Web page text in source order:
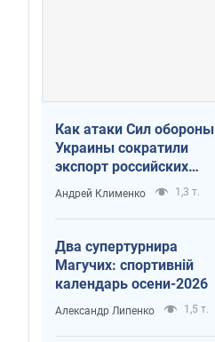
Как атаки Сил обороны
Украины сократили
экспорт российских
нефтепродуктов
Андрей Клименко 1,3 т.
Два супертурнира
Магучих: спортивній
календарь осени-2026
Александр Липенко 1,5 т.